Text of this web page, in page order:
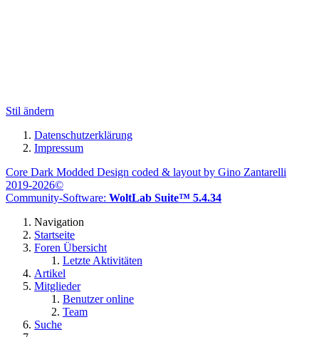
Stil ändern
Datenschutzerklärung
Impressum
Core Dark Modded Design coded & layout by Gino Zantarelli
2019-2026©
Community-Software: WoltLab Suite™ 5.4.34
Navigation
Startseite
Foren Übersicht
Letzte Aktivitäten
Artikel
Mitglieder
Benutzer online
Team
Suche